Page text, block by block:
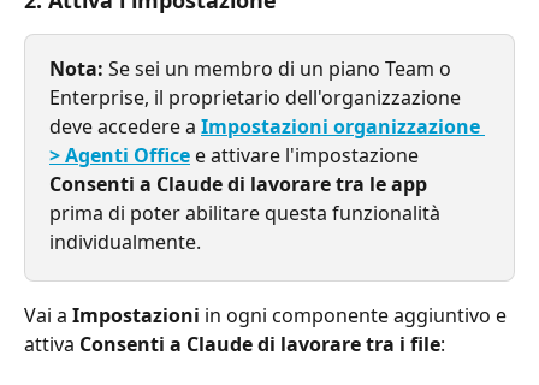
Nota: Se sei un membro di un piano Team o
Enterprise, il proprietario dell'organizzazione
deve accedere a Impostazioni organizzazione
> Agenti Office e attivare l'impostazione
Consenti a Claude di lavorare tra le app
prima di poter abilitare questa funzionalità
individualmente.
Vai a Impostazioni in ogni componente aggiuntivo e
attiva Consenti a Claude di lavorare tra i file: